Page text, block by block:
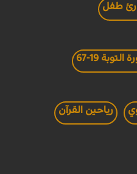
طفل
التوبة 19-67
رياحين القرآن